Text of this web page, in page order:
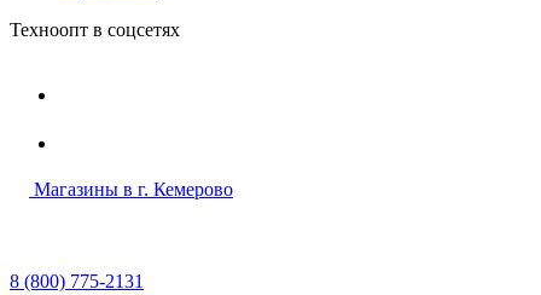
Техноопт в соцсетях
Магазины в г. Кемерово
8 (800) 775-2131